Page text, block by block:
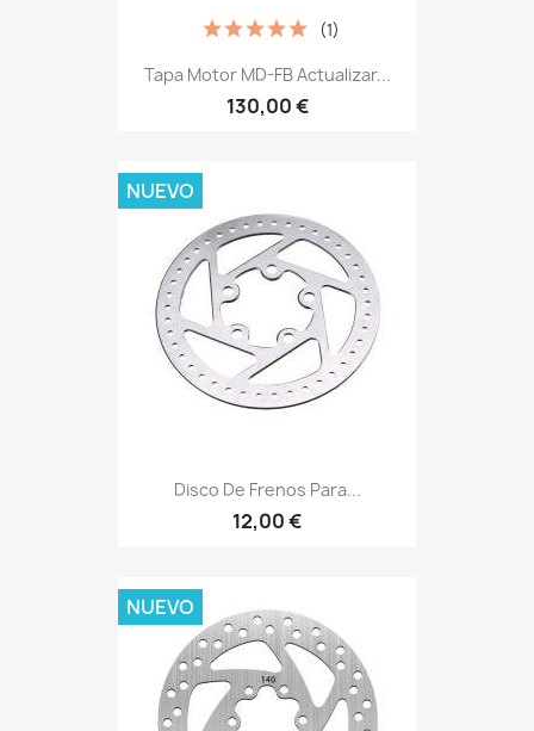
Tapa Motor MD-FB Actualizar...
130,00 €
(1)
Disco De Frenos Para...
12,00 €
NUEVO
NUEVO